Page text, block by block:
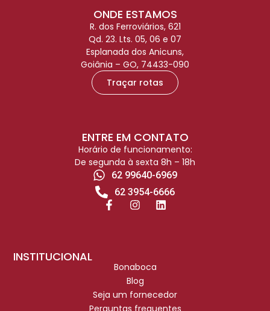
ONDE ESTAMOS
R. dos Ferroviários, 621
Qd. 23. Lts. 05, 06 e 07
Esplanada dos Anicuns,
Goiânia – GO, 74433-090
Traçar rotas
INSTITUCIONAL
Bonaboca
Blog
Seja um fornecedor
ENTRE EM CONTATO
Horário de funcionamento:
De segunda à sexta 8h – 18h
62 99640-6969
62 3954-6666